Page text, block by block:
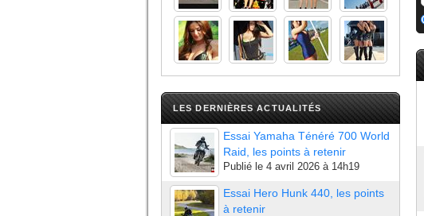
LES DERNIÈRES ACTUALITÉS
Essai Yamaha Ténéré 700 World
Raid, les points à retenir
Publié le 4 avril 2026 à 14h19
Essai Hero Hunk 440, les points
à retenir